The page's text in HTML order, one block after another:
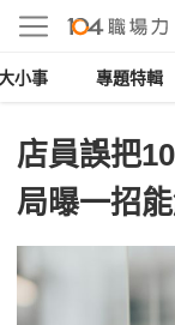
小事 專題特輯
店員誤把
局曝一招